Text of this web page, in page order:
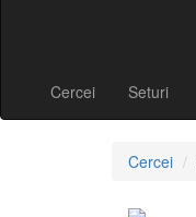
Cercei Seturi
Cercei